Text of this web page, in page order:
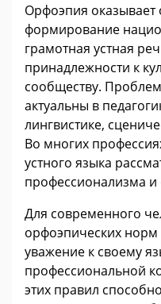
Орфоэпия
формирование
грамотная устная
принадлежности к
сообществу.
актуальны в
лингвистике,
Во многих
устного языка
профессионализма
Для современного
орфоэпических норм
уважение к своему
профессиональной
этих правил